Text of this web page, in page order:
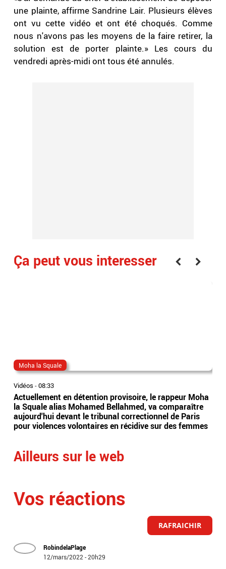
une plainte, affirme Sandrine Lair. Plusieurs élèves
ont vu cette vidéo et ont été choqués. Comme
nous n'avons pas les moyens de la faire retirer, la
solution est de porter plainte.» Les cours du
vendredi après-midi ont tous été annulés.
Ça peut vous interesser
Moha la Squale
Vidéos -08:33
Actuellement en détention provisoire, le rappeur Moha
la Squale alias Mohamed Bellahmed, va comparaître
aujourd'hui devant le tribunal correctionnel de Paris
pour violences volontaires en récidive sur des femmes
Ailleurs sur le web
Vos réactions
RAFRAICHIR
RobindelaPlage
12/mars/2022 - 20h29